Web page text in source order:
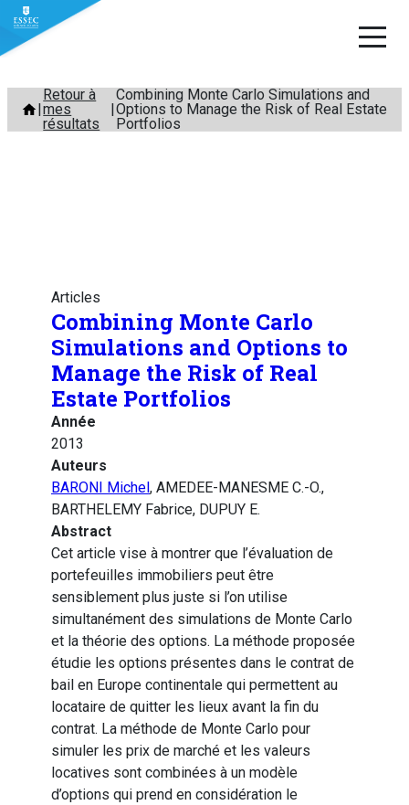
Aller
contenu
Retour à
mes
résultats
Combining Monte Carlo Simulations and
Options to Manage the Risk of Real Estate
Portfolios
Articles
Combining Monte Carlo
Simulations and Options to
Manage the Risk of Real
Estate Portfolios
Année
2013
Auteurs
BARONI Michel , AMEDEE-MANESME C.-O.,
BARTHELEMY Fabrice, DUPUY E.
Abstract
Cet article vise à montrer que l’évaluation de
portefeuilles immobiliers peut être
sensiblement plus juste si l’on utilise
simultanément des simulations de Monte Carlo
et la théorie des options. La méthode proposée
étudie les options présentes dans le contrat de
bail en Europe continentale qui permettent au
locataire de quitter les lieux avant la fin du
contrat. La méthode de Monte Carlo pour
simuler les prix de marché et les valeurs
locatives sont combinées à un modèle
d’options qui prend en considération le